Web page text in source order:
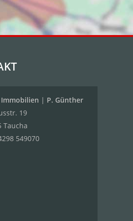
Immobilien | P. Günther
19
Taucha
549070